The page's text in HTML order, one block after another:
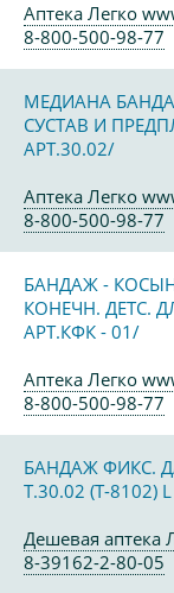
Аптека Легко
8-800-500-98-77
МЕДИАНА
СУСТАВ И
АРТ.30.02/
Аптека Легко
8-800-500-98-77
БАНДАЖ -
КОНЕЧН. ДЕТС.
АРТ.КФК - 01/
Аптека Легко
8-800-500-98-77
БАНДАЖ ФИКС.
Т.30.02 (Т-8102) L
Дешевая аптека
8-39162-2-80-05